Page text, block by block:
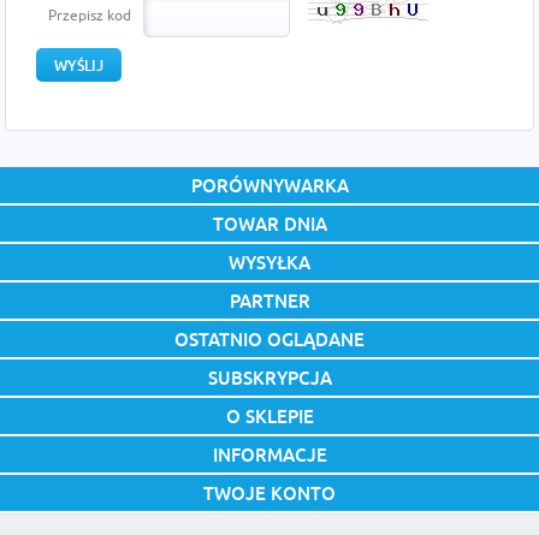
Przepisz kod
PORÓWNYWARKA
TOWAR DNIA
WYSYŁKA
PARTNER
OSTATNIO OGLĄDANE
SUBSKRYPCJA
O SKLEPIE
INFORMACJE
TWOJE KONTO